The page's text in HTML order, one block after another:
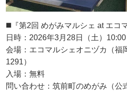
◼️『第2回 めがみマルシェ at エコ
日時：2026年3月28日（土）
会場：エコマルシェオニヅカ（福
1291）
入場：無料
問い合わせ：筑前町のめがみ（公